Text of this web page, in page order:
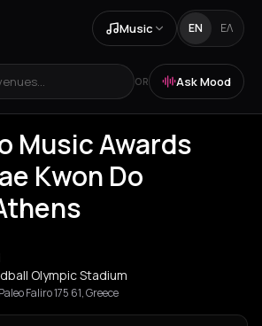
Music EN ΕΛ
OR Ask Mood
+1
Music Awards
Kwon Do
Olympic Stadium
Faliro 175 61, Greece